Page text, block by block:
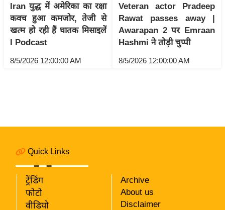
c
k
L
k
न
भा
चु
ना
Iran युद्ध में अमेरिका का रक्षा
कवच हुआ कमजोर, तेजी से
खत्म हो रही हैं घातक मिसाइलें
I Podcast
8/5/2026 12:00:00 AM
Veteran actor Pradeep
Rawat passes away |
Awarapan 2 पर Emraan
Hashmi ने तोड़ी चुप्पी
8/5/2026 12:00:00 AM
Quick Links
ट्रेंडिंग
फोटो
वीडियो
Archive
About us
Disclaimer